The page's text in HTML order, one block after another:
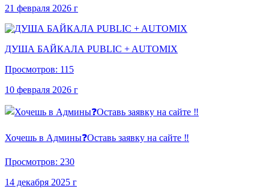
21 февраля 2026 г
ДУША БАЙКАЛА PUBLIC + AUTOMIX
Просмотров: 115
10 февраля 2026 г
Хочешь в Админы❓Оставь заявку на сайте ‼
Просмотров: 230
14 декабря 2025 г